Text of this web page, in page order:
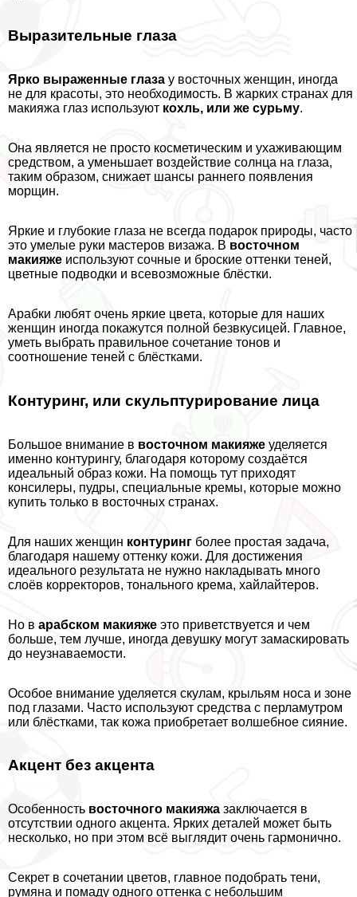
Выразительные глаза
Ярко выраженные глаза у восточных женщин, иногда
не для красоты, это необходимость. В жарких странах для
макияжа глаз используют кохль, или же сурьму.
Она является не просто косметическим и ухаживающим
средством, а уменьшает воздействие солнца на глаза,
таким образом, снижает шансы раннего появления
морщин.
Яркие и глубокие глаза не всегда подарок природы, часто
это умелые руки мастеров визажа. В восточном
макияже используют сочные и броские оттенки теней,
цветные подводки и всевозможные блёстки.
Арабки любят очень яркие цвета, которые для наших
женщин иногда покажутся полной безвкусицей. Главное,
уметь выбрать правильное сочетание тонов и
соотношение теней с блёстками.
Контуринг, или скульптурирование лица
Большое внимание в восточном макияже уделяется
именно контурингу, благодаря которому создаётся
идеальный образ кожи. На помощь тут приходят
консилеры, пудры, специальные кремы, которые можно
купить только в восточных странах.
Для наших женщин контуринг более простая задача,
благодаря нашему оттенку кожи. Для достижения
идеального результата не нужно накладывать много
слоёв корректоров, тонального крема, хайлайтеров.
Но в арабском макияже это приветствуется и чем
больше, тем лучше, иногда дeвyшку могут замаскировать
до неузнаваемости.
Особое внимание уделяется скулам, крыльям носа и зоне
под глазами. Часто используют средства с перламутром
или блёстками, так кожа приобретает волшебное сияние.
Акцент без акцента
Особенность восточного макияжа заключается в
отсутствии одного акцента. Ярких деталей может быть
несколько, но при этом всё выглядит очень гармонично.
Секрет в сочетании цветов, главное подобрать тени,
румяна и помаду одного оттенка с небольшим